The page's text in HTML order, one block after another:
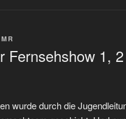
MR
Fernsehshow 1,
wurde durch die